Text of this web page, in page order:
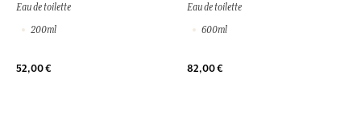
Eau de toilette
200ml
52,00 €
Eau de toilette
600ml
82,00 €